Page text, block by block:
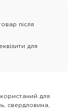
після
для
для
свердловина,